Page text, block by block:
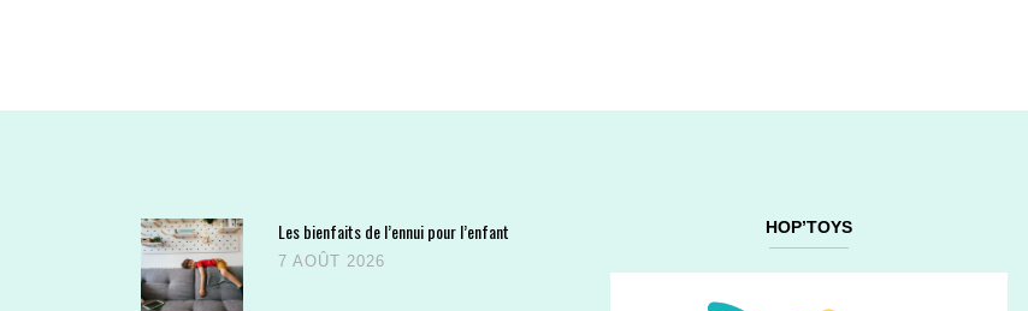
Les bienfaits de l’ennui pour l’enfant
7 AOÛT 2026
HOP’TOYS